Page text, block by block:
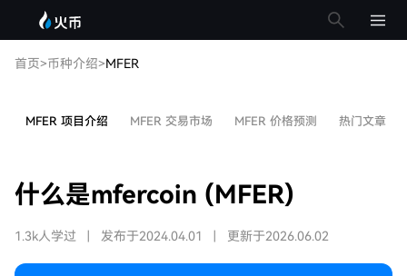
首页>币种介绍>MFER
MFER 项目介绍 MFER 交易市场 MFER 价格预测 热门文章
什么是mfercoin (MFER)
1.3k人学过 发布于2024.04.01 更新于2026.06.02